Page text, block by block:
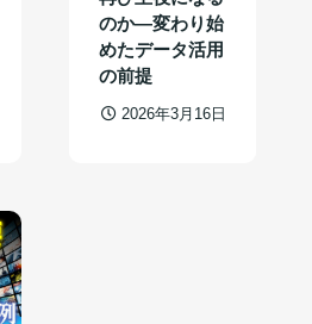
のか―変わり始
めたデータ活用
の前提
2026年3月16日